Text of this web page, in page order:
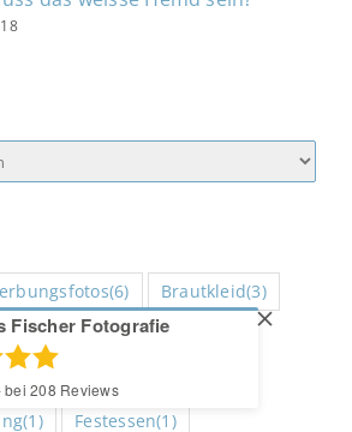
(6) Brautkleid(3)
(7) Coronavirus
(1) Festessen(1)
Fischer Fotografie
bei208 Reviews